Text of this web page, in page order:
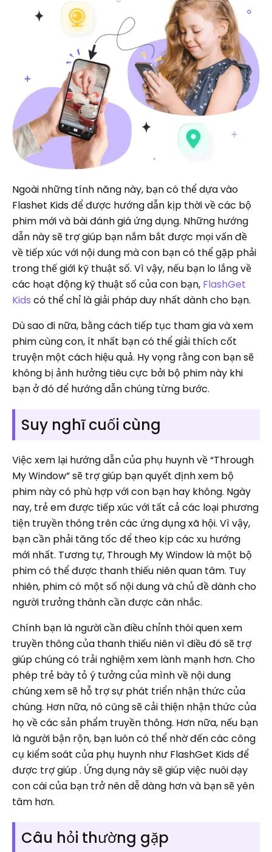
Ngoài những tính năng này, bạn có thể dựa vào
Flashet Kids để được hướng dẫn kịp thời về các bộ
phim mới và bài đánh giá ứng dụng. Những hướng
dẫn này sẽ trợ giúp bạn nắm bắt được mọi vấn đề
về tiếp xúc với nội dung mà con bạn có thể gặp phải
trong thế giới kỹ thuật số. Vì vậy, nếu bạn lo lắng về
các hoạt động kỹ thuật số của con bạn, FlashGet
Kids có thể chỉ là giải pháp duy nhất dành cho bạn.
Dù sao đi nữa, bằng cách tiếp tục tham gia và xem
phim cùng con, ít nhất bạn có thể giải thích cốt
truyện một cách hiệu quả. Hy vọng rằng con bạn sẽ
không bị ảnh hưởng tiêu cực bởi bộ phim này khi
bạn ở đó để hướng dẫn chúng từng bước.
Suy nghĩ cuối cùng
Việc xem lại hướng dẫn của phụ huynh về “Through
My Window” sẽ trợ giúp bạn quyết định xem bộ
phim này có phù hợp với con bạn hay không. Ngày
nay, trẻ em được tiếp xúc với tất cả các loại phương
tiện truyền thông trên các ứng dụng xã hội. Vì vậy,
bạn cần phải tăng tốc để theo kịp các xu hướng
mới nhất. Tương tự, Through My Window là một bộ
phim có thể được thanh thiếu niên quan tâm. Tuy
nhiên, phim có một số nội dung và chủ đề dành cho
người trưởng thành cần được cân nhắc.
Chính bạn là người cần điều chỉnh thói quen xem
truyền thông của thanh thiếu niên vì điều đó sẽ trợ
giúp chúng có trải nghiệm xem lành mạnh hơn. Cho
phép trẻ bày tỏ ý tưởng của mình về nội dung
chúng xem sẽ hỗ trợ sự phát triển nhận thức của
chúng. Hơn nữa, nó cũng sẽ cải thiện nhận thức của
họ về các sản phẩm truyền thông. Hơn nữa, nếu bạn
là người bận rộn, bạn luôn có thể nhờ đến các công
cụ kiểm soát của phụ huynh như FlashGet Kids để
được trợ giúp . Ứng dụng này sẽ giúp việc nuôi dạy
con cái của bạn trở nên dễ dàng hơn và bạn sẽ yên
tâm hơn.
Câu hỏi thường gặp